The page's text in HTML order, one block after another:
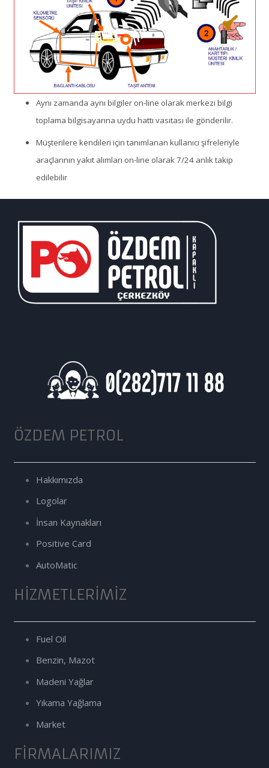
Aynı zamanda aynı bilgiler on-line olarak merkezi bilgi
toplama bilgisayarına uydu hattı vasıtası ile gönderilir.
Müşterilere kendileri için tanımlanan kullanıcı şifreleriyle
araçlarının yakıt alımları on-line olarak 7/24 anlık takip
edilebilir
ÖZDEM PETROL
Hakkımızda
Logolar
İnsan Kaynakları
Positive Card
AutoMatic
HIZMETLERIMIZ
Fuel Oil
Benzin, Mazot
Madeni Yağlar
Yıkama Yağlama
Market
FIRMALARIMIZ